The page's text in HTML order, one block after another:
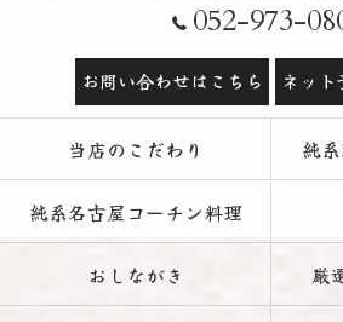
052-973-
お問い合わせはこちら ネット
当店のこだわり 純
純系名古屋コーチン料理
おしながき 厳